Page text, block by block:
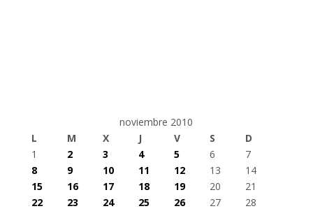
noviembre 2010
L
M X J V S
D
1
2 3 4 5 6
7
8
9 10 11 12 13
14
15
16 17 18 19 20
21
22
23 24 25 26 27
28